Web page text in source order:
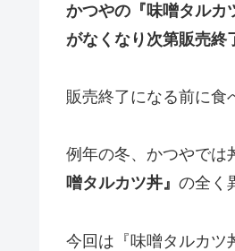
かつやの『味噌タルカ
がなくなり次第販売終
販売終了になる前に食
例年の冬、かつやでは
噌タルカツ丼』 の全く
今回は『味噌タルカツ